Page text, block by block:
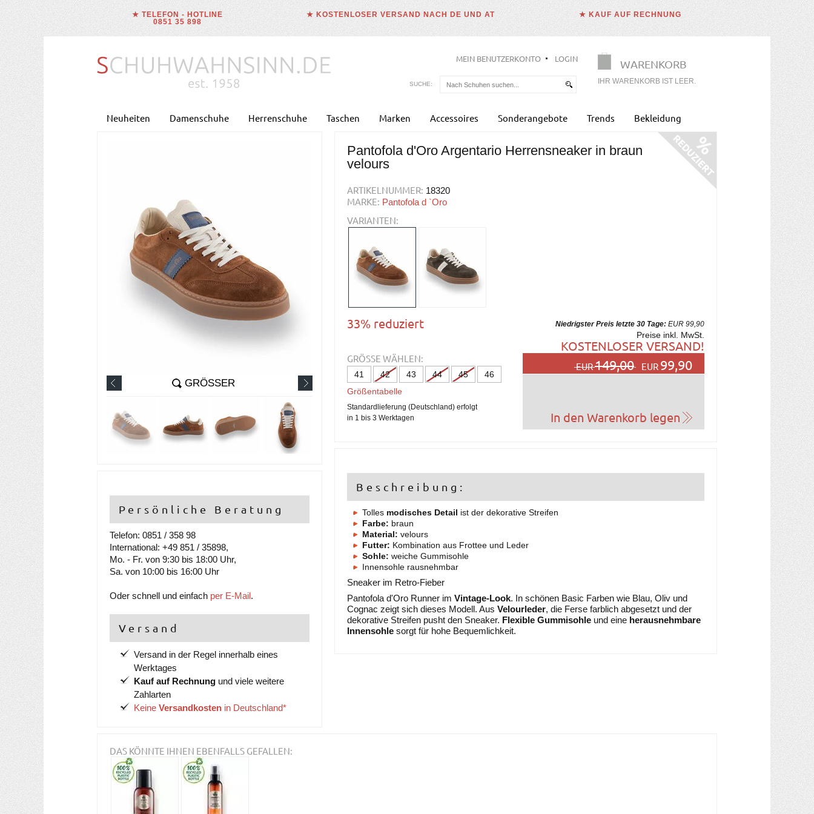
★ TELEFON - HOTLINE
0851 35 898
★ KOSTENLOSER VERSAND NACH DE UND AT ★ KAUF AUF RECHNUNG
WARENKORB
IHR WARENKORB IST LEER.
MEIN BENUTZERKONTO LOGIN
SUCHE:
Neuheiten Damenschuhe Herrenschuhe Taschen Marken Accessoires Sonderangebote Trends Bekleidung
GRÖSSER
Persönliche Beratung
Telefon: 0851 / 358 98
International: +49 851 / 35898,
Mo. - Fr. von 9:30 bis 18:00 Uhr,
Sa. von 10:00 bis 16:00 Uhr
Oder schnell und einfach per E-Mail.
Versand
Versand in der Regel innerhalb eines
Werktages
Kauf auf Rechnung und viele weitere
Zahlarten
Keine Versandkosten in Deutschland*
Pantofola d'Oro Argentario Herrensneaker in braun
velours
ARTIKELNUMMER: 18320
MARKE: Pantofola d `Oro
VARIANTEN:
33% reduziert Niedrigster Preis letzte 30 Tage: EUR 99,90
Preise inkl. MwSt.
KOSTENLOSER VERSAND!
GRÖSSE WÄHLEN:
41 42 43 44 45
46
Größentabelle
Standardlieferung (Deutschland) erfolgt
in 1 bis 3 Werktagen
EUR149,00 EUR 99,90
Beschreibung:
Tolles modisches Detail ist der dekorative Streifen
Farbe: braun
Material: velours
Futter: Kombination aus Frottee und Leder
Sohle: weiche Gummisohle
Innensohle rausnehmbar
Sneaker im Retro-Fieber
Pantofola d'Oro Runner im Vintage-Look. In schönen Basic Farben wie Blau, Oliv und
Cognac zeigt sich dieses Modell. Aus Velourleder, die Ferse farblich abgesetzt und der
dekorative Streifen pusht den Sneaker. Flexible Gummisohle und eine herausnehmbare
Innensohle sorgt für hohe Bequemlichkeit.
DAS KÖNNTE IHNEN EBENFALLS GEFALLEN: